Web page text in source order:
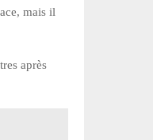
mais il
après